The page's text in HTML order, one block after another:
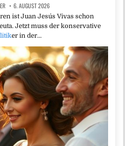
6. AUGUST 2026
ist Juan Jesús Vivas schon
Jetzt muss der konservative
er in der…